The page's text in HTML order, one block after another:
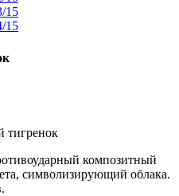
композитный
символизирующий облака.